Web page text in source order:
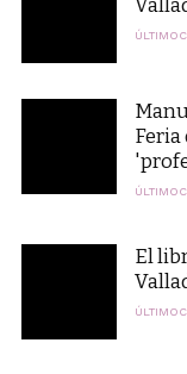
Feria
El